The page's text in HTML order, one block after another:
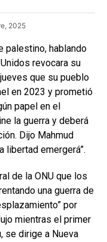
2025
palestino, hablando
revocara su
que su pueblo
en 2023 y prometió
papel en el
la guerra y deberá
Dijo Mahmud
libertad emergerá”.
de la ONU que los
una guerra de
por
mientras el primer
se dirige a Nueva